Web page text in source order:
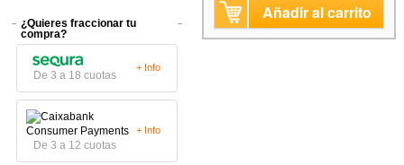
¿Quieres fraccionar tu
compra?
De 3 a 18 cuotas
+ Info
De 3 a 12 cuotas
+ Info
Añadir al carrito